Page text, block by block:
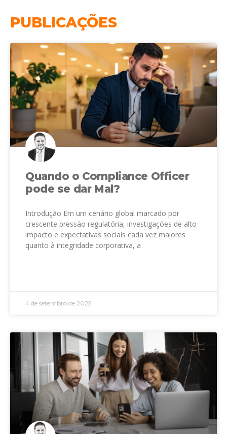
PUBLICAÇÕES
Quando o Compliance Officer
pode se dar Mal?
Introdução Em um cenário global marcado por
crescente pressão regulatória, investigações de alto
impacto e expectativas sociais cada vez maiores
quanto à integridade corporativa, a
4 de setembro de 2025